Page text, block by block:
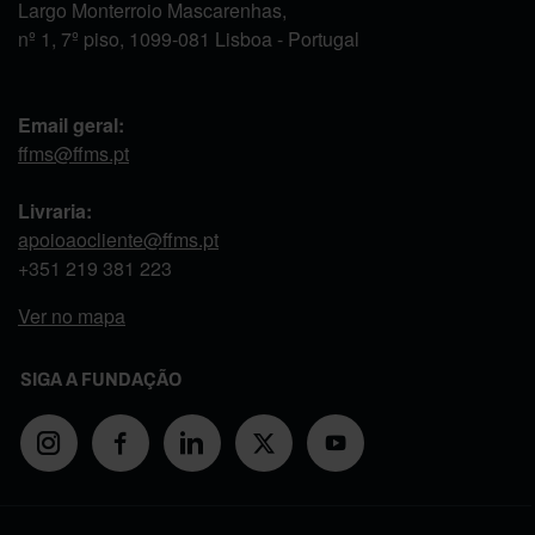
Largo Monterroio Mascarenhas,
nº 1, 7º piso, 1099-081 Lisboa - Portugal
Email geral:
ffms@ffms.pt
Livraria:
apoioaocliente@ffms.pt
+351 219 381 223
Ver no mapa
SIGA A FUNDAÇÃO